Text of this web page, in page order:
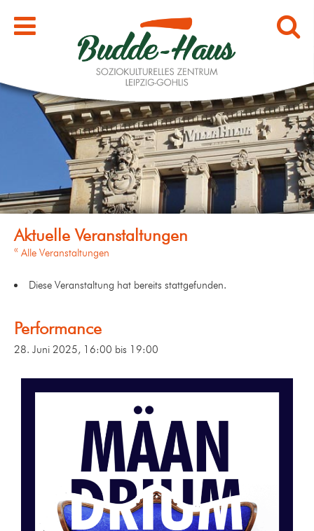
« Alle Veranstaltungen
Diese Veranstaltung hat bereits stattgefunden.
Performance
28. Juni 2025, 16:00 bis 19:00